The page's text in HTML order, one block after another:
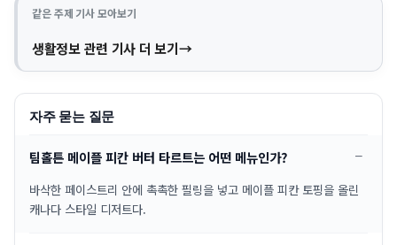
같은 주제 기사 모아보기
생활정보 관련 기사 더 보기
자주 묻는 질문
팀홀튼 메이플 피칸 버터 타르트는 어떤 메뉴인가?
바삭한 페이스트리 안에 촉촉한 필링을 넣고 메이플 피칸 토핑을 올린
캐나다 스타일 디저트다.